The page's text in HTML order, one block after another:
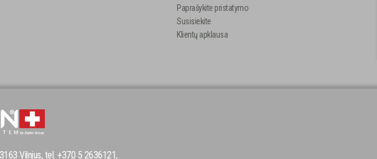
Paprašykite pristatymo
Susisiekite
Klientų apklausa
Vilnius, tel. +370 5 2636121,